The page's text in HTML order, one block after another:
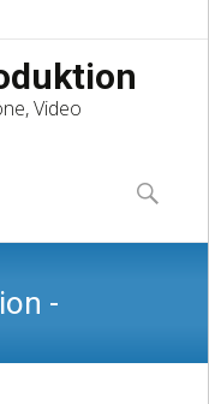
Video
to
content
Suchen
nach:
-